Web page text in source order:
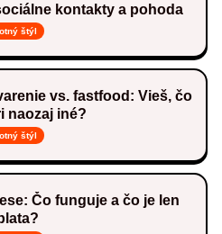
kontakty a pohoda
štýl
vs. fastfood: Vieš, čo
naozaj iné?
štýl
Čo funguje a čo je len